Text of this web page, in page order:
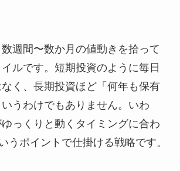
週間〜数か月の値動きを拾って
ルです。短期投資のように毎日
く、長期投資ほど「何年も保有
うわけでもありません。いわ
っくりと動くタイミングに合わ
うポイントで仕掛ける戦略です。